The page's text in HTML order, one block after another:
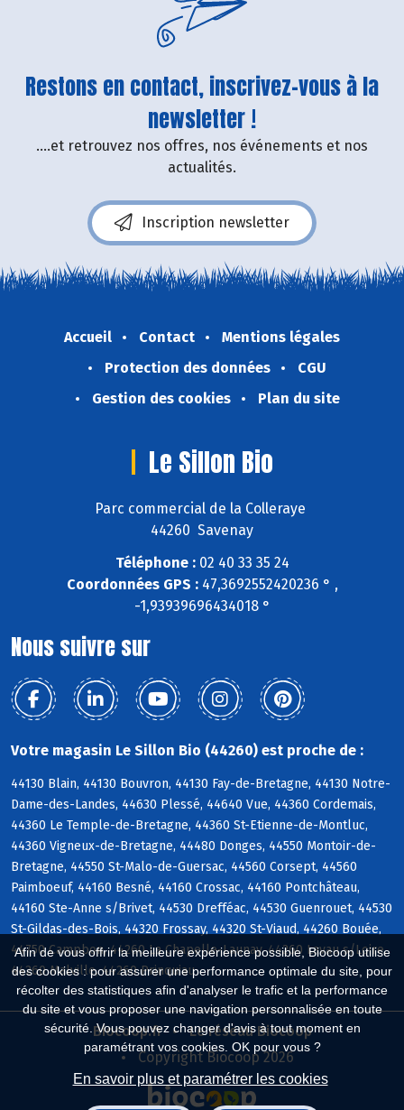
Afin de vous offrir la meilleure expérience possible, Biocoop utilise
des cookies : pour assurer une performance optimale du site, pour
récolter des statistiques afin d'analyser le trafic et la performance
du site et vous proposer une navigation personnalisée en toute
sécurité. Vous pouvez changer d'avis à tout moment en
paramétrant vos cookies. OK pour vous ?
En savoir plus et paramétrer les cookies
Restons en contact, inscrivez-vous à la
newsletter !
....et retrouvez nos offres, nos événements et nos
actualités.
Inscription newsletter
Accueil Contact
Mentions légales
Protection des données
CGU
Gestion des cookies
Plan du site
Le Sillon Bio
Parc commercial de la Colleraye
44260 Savenay
Téléphone :02 40 33 35 24
Coordonnées GPS :47,3692552420236 ° ,
-1,93939696434018 °
Nous suivre sur
Votre magasin Le Sillon Bio (44260) est proche de :
44130 Blain, 44130 Bouvron, 44130 Fay-de-Bretagne, 44130 Notre-
Dame-des-Landes, 44630 Plessé, 44640 Vue, 44360 Cordemais,
44360 Le Temple-de-Bretagne, 44360 St-Etienne-de-Montluc,
44360 Vigneux-de-Bretagne, 44480 Donges, 44550 Montoir-de-
Bretagne, 44550 St-Malo-de-Guersac, 44560 Corsept, 44560
Paimboeuf, 44160 Besné, 44160 Crossac, 44160 Pontchâteau,
44160 Ste-Anne s/Brivet, 44530 Drefféac, 44530 Guenrouet, 44530
St-Gildas-des-Bois, 44320 Frossay, 44320 St-Viaud, 44260 Bouée,
44750 Campbon, 44260 La Chapelle-Launay, 44260 Lavau s/Loire,
44260 Malville, 44260 Prinquiau
Biocoop.fr
Le réseau Biocoop
Copyright Biocoop 2026